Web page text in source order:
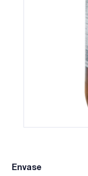
Envase